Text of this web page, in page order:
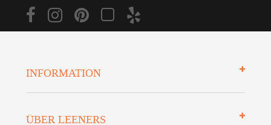
INFORMATION
ÜBER LEENERS